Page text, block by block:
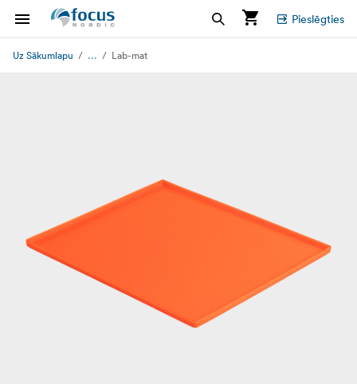
Pieslēgties
Uz Sākumlapu ... Lab-mat